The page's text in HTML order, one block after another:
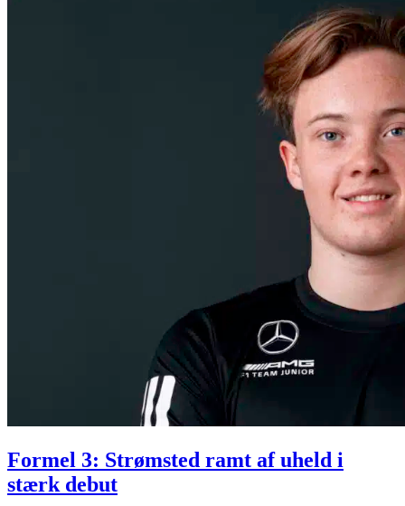
Formel 3: Strømsted ramt af uheld i
stærk debut